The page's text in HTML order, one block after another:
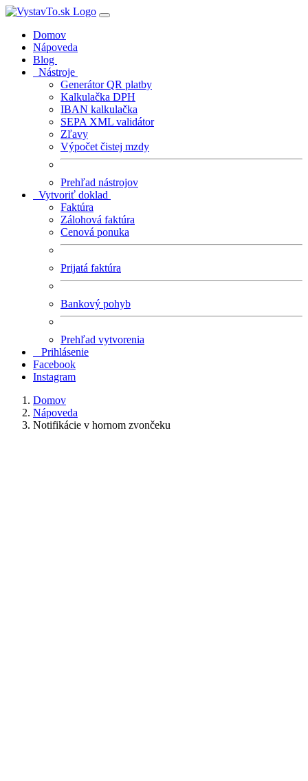
Domov
Nápoveda
Blog
Nástroje
Generátor QR platby
Kalkulačka DPH
IBAN kalkulačka
SEPA XML validátor
Zľavy
Výpočet čistej mzdy
Prehľad nástrojov
Vytvoriť doklad
Faktúra
Zálohová faktúra
Cenová ponuka
Prijatá faktúra
Bankový pohyb
Prehľad vytvorenia
Prihlásenie
Facebook
Instagram
Domov
Nápoveda
Notifikácie v hornom zvončeku